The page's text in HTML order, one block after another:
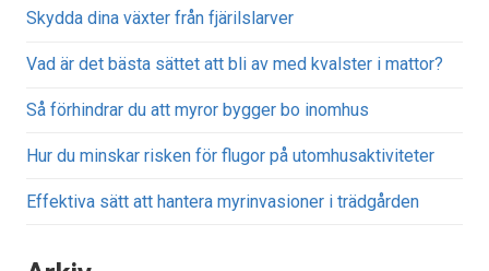
Skydda dina växter från fjärilslarver
Vad är det bästa sättet att bli av med kvalster i mattor?
Så förhindrar du att myror bygger bo inomhus
Hur du minskar risken för flugor på utomhusaktiviteter
Effektiva sätt att hantera myrinvasioner i trädgården